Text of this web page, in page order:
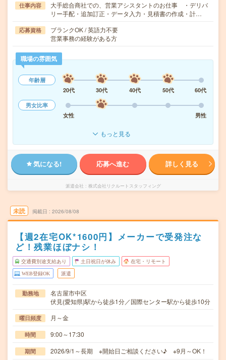
仕事内容
大手総合商社での、営業アシスタントのお仕事 ・デリバ
リー手配・追加訂正・データ入力・見積書の作成・計…
応募資格
ブランクOK / 英語力不要
営業事務の経験がある方
職場の雰囲気
年齢層
20代
30代 40代 50代
60代
男女比率
女性
男性
もっと見る
気になる! 応募へ進む 詳しく見る
派遣会社 株式会社リクルートスタッフィング
未読 掲載日 2026/08/08
【週2在宅OK*1600円】メーカーで受発注な
ど！残業ほぼナシ！
交通費別途支給あり 土日祝日が休み 在宅・リモート
WEB登録OK 派遣
勤務地
名古屋市中区
伏見(愛知県)駅から徒歩1分／国際センター駅から徒歩10分
曜日頻度 月～金
時間 9:00～17:30
期間 2026/9/1～長期 ※開始日ご相談ください♪ ※9月～OK！